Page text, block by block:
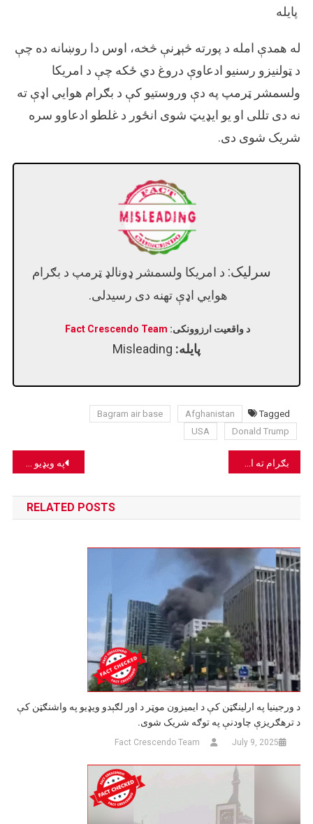
پایله
له همدې امله د پورته څېړنې څخه، اوس دا روښانه ده چې
د ټولنیزو رسنیو ادعاوې دروغ دي ځکه چې د امریکا
ولسمشر ټرمپ په دې وروستیو کې د بګرام هوايي اډې ته
نه دی تللی او یو ایډیټ شوی انځور د غلطو ادعاوو سره
شریک شوی دی.
سرلیک: د امریکا ولسمشر ډونالډ ټرمپ د بګرام
هوايي اډې تهنه دی رسیدلی.
د واقعیت ارزوونکی: Fact Crescendo Team
پایله:
Tagged
Afghanistan
Bagram air base
Donald Trump
USA
Post
navigation
په ویډیو کې دا ځای د افغانستان نورستان ولایت ندی، بلکې د ایران دشت دریاسر سیمه ده!
RELATED POSTS
د ورجینیا په ارلینګټن کې د ایمیزون موټر د اور لګېدو ویډیو په واشنګټن کې
د ترهګریزې چاودنې په توګه شریک شوی.
July 9, 2025
Fact Crescendo Team